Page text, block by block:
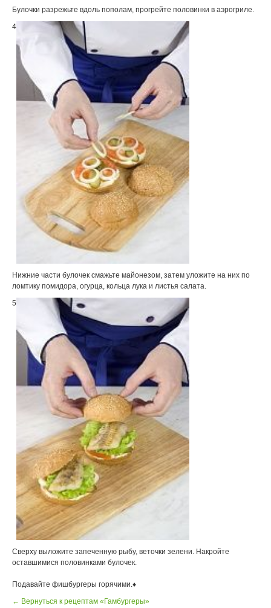
Булочки разрежьте вдоль пополам, прогрейте половинки в аэрогриле.
4
Нижние части булочек смажьте майонезом, затем уложите на них по
ломтику помидора, огурца, кольца лука и листья салата.
5
Сверху выложите запеченную рыбу, веточки зелени. Накройте
оставшимися половинками булочек.
Подавайте фишбургеры горячими.♦
← Вернуться к рецептам «Гамбургеры»